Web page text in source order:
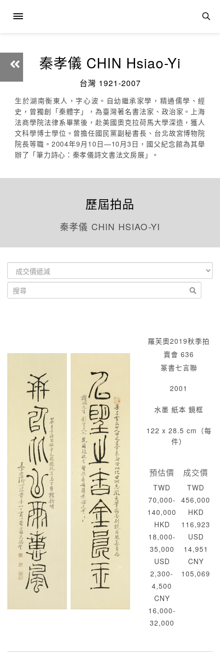
秦孝儀 CHIN Hsiao-Yi
台灣 1921-2007
生於湖南衡東人，字心波。自幼繼承家學，精通儒學、經
史，曾獨創「秦體字」，為臺灣著名書法家、政治家。上海
法商學院法律系畢業後，赴美國奧克拉荷馬大學深造，獲人
文科學博士學位。曾擔任國民黨副秘書長、台北故宮博物院
院長等職。2004年9月10日—10月3日，國父紀念館為其舉
辦了「筆力詩心：秦孝儀詩文書法文房展」。
歷屆拍品
秦孝儀 CHIN HSIAO-YI
羅芙奧2019秋季拍
賣會 636
篆書七言聯
2001
水墨 紙本 鏡框
122 x 28.5 cm（每
件）
預估價
TWD
70,000-
140,000
HKD
18,000-
35,000
USD
2,300-
4,500
CNY
16,000-
32,000
成交價
TWD
456,000
HKD
116,923
USD
14,951
CNY
105,069